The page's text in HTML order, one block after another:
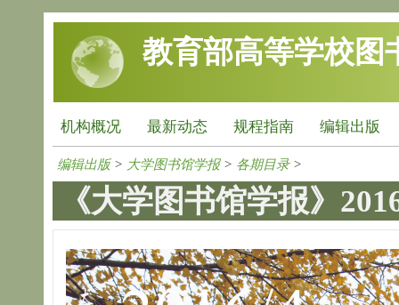
跳转到主要内容
教育部高等学校图
机构概况 最新动态 规程指南 编辑出版
编辑出版> 大学图书馆学报> 各期目录>
《大学图书馆学报》